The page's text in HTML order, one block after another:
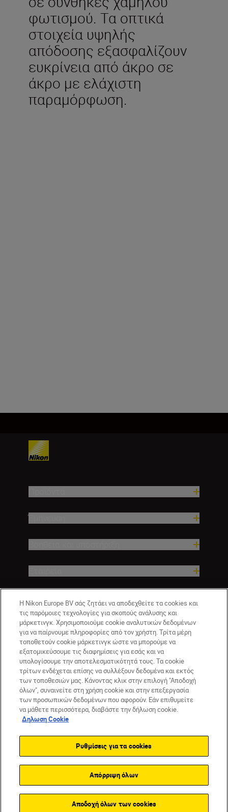
φωτισμού. Τα οπτικά
στοιχεία υψηλής
απόδοσης εξασφαλίζουν
ευκρίνεια από άκρο σε
άκρο με ελάχιστη
παραμόρφωση.
GR Nikon Sites
Επικοινωνήστε μαζί μας
Δήλωση περί απορρήτου
Όροι Χρήσης
Δήλωση cookie
Ρυθμίσεις cookie
© 2026 Nikon
Back to top
Η Nikon Europe BV σάς ζητάει να αποδεχθείτε τα cookies και
τις παρόμοιες τεχνολογίες για σκοπούς ανάλυσης και
μάρκετινγκ. Χρησιμοποιούμε cookie αναλυτικών δεδομένων
για να παίρνουμε πληροφορίες από τον χρήστη. Τρίτα μέρη
τοποθετούν cookie μάρκετινγκ ώστε να μπορούμε να
εξατομικεύσουμε τις διαφημίσεις για εσάς και να
υπολογίσουμε την αποτελεσματικότητά τους. Τα cookie
τρίτων ενδέχεται επίσης να συλλέξουν δεδομένα και εκτός
των τοποθεσιών μας. Κάνοντας κλικ στην επιλογή "Αποδοχή
όλων", συναινείτε στη χρήση cookie και στην επεξεργασία
των προσωπικών δεδομένων που αφορούν. Εάν επιθυμείτε
να μάθετε περισσότερα, διαβάστε την δήλωση cookie.
Δηλωση Cookie
Ρυθμίσεις για τα cookies
Απόρριψη όλων
Αποδοχή όλων των cookies